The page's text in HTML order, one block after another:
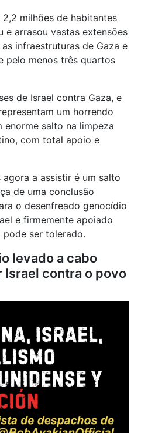
milhões de habitantes
e arrasou vastas extensões
infraestruturas de Gaza e
pelo menos três quartos
de Israel contra Gaza, e
um horrendo
enorme salto na limpeza
com total apoio e
a assistir é um salto
de uma conclusão
o desenfreado genocídio
e firmemente apoiado
pode ser tolerado.
levado a cabo
Israel contra o povo